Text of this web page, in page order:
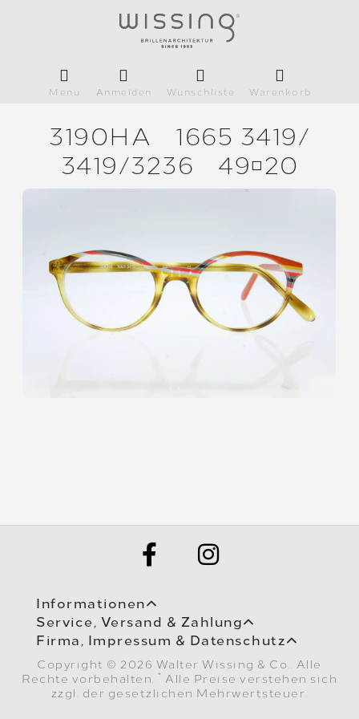
Menü Anmelden Wunschliste Warenkorb
3190HA
1665 3419/
3419/3236 4920
Informationen
Service, Versand & Zahlung
Firma, Impressum & Datenschutz
Copyright © 2026 Walter Wissing & Co.. Alle
Rechte vorbehalten.
* Alle Preise verstehen sich
zzgl. der gesetzlichen Mehrwertsteuer.